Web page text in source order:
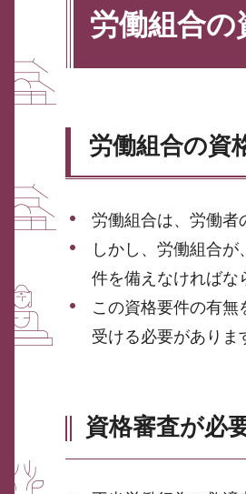
労働組合の
労働組合の資
労働組合は、労働者
しかし、労働組合
件を備えなければな
この資格要件の有
受ける必要がありま
資格審査が必